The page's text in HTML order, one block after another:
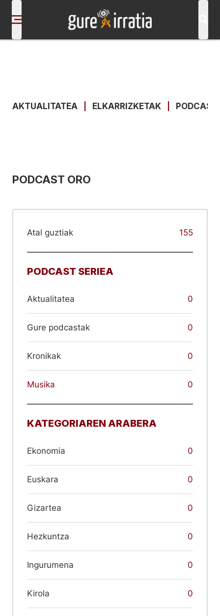
AKTUALITATEA ELKARRIZKETAK
PODCAST ORO
Atal guztiak 155
PODCAST SERIEA
Aktualitatea 0
Gure podcastak 0
Kronikak 0
Musika 0
KATEGORIAREN ARABERA
Ekonomia 0
Euskara 0
Gizartea 0
Hezkuntza 0
Ingurumena 0
Kirola 0